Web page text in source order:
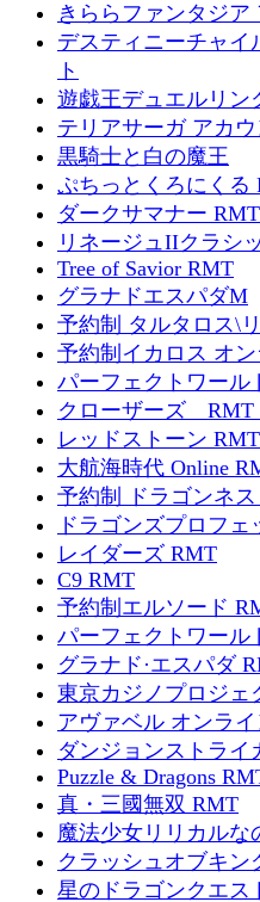
きららファンタジア
デスティニーチャイ
ト
遊戯王デュエルリン
テリアサーガ アカウ
黒騎士と白の魔王
ぷちっとくろにくる
ダークサマナー RMT
リネージュIIクラシ
Tree of Savior RMT
グラナドエスパダM
予約制 タルタロス\
予約制イカロス オ
パーフェクトワール
クローザーズ RMT
レッドストーン RMT
大航海時代 Online
予約制 ドラゴンネ
ドラゴンズプロフェ
レイダーズ RMT
C9 RMT
予約制エルソード
パーフェクトワール
グラナド·エスパダ
東京カジノプロジェ
アヴァベル オンラ
ダンジョンストライ
Puzzle & Dragons
真・三國無双 RMT
魔法少女リリカルな
クラッシュオブキン
星のドラゴンクエス